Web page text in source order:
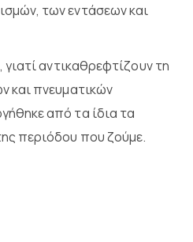
των εντάσεων και
γιατί αντικαθρεφτίζουν τη
και πνευματικών
από τα ίδια τα
περιόδου που ζούμε.